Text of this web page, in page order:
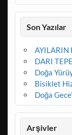
Son Yazılar
AYILARIN
DARI
Doğa
Bisiklet
Doğa
Arşivler